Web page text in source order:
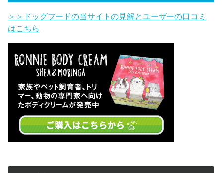
＞＞ドッグフードの当サイトの見解とユーザーの口コミ
はこちら